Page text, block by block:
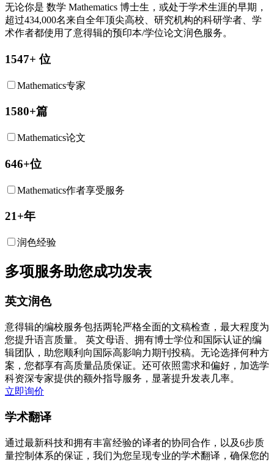
无论你是 数学 Mathematics 博士生，或处于学术生涯的早期，
超过434,000名来自全年顶尖高校、研究机构的科研学者、学
术作者都使用了意得辑的预印本/学位论文润色服务。
1547+ 位
Mathematics专家
1580+篇
Mathematics论文
646+位
Mathematics作者享受服务
21+年
润色经验
多项服务助您成功发表
英文润色
意得辑的编校服务包括两轮严格全面的文稿检查，最大程度为
您提升语言质量。 英文母语、拥有博士学位和国际认证的编
辑团队，助您顺利向国际高影响力期刊投稿。无论选择何种方
案，您都享有高质量品质保证。还可依照需求和偏好，加选学
科资深专家提供的额外指导服务，显著提升发表几率。
立即询价
学术翻译
通过最新科技和拥有丰富经验的译者的协同合作，以及6步质
量控制体系的保证，我们为您呈现专业的学术翻译，确保您的